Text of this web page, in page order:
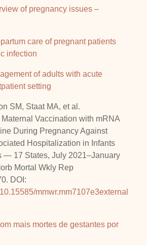
of pregnancy issues –
care of pregnant patients
infection
of adults with acute
setting
SM, Staat MA, et al.
Vaccination with mRNA
During Pregnancy Against
Hospitalization in Infants
— 17 States, July 2021–January
Mortal Wkly Rep
DOI:
mmwr.mm7107e3external
mais mortes de gestantes por